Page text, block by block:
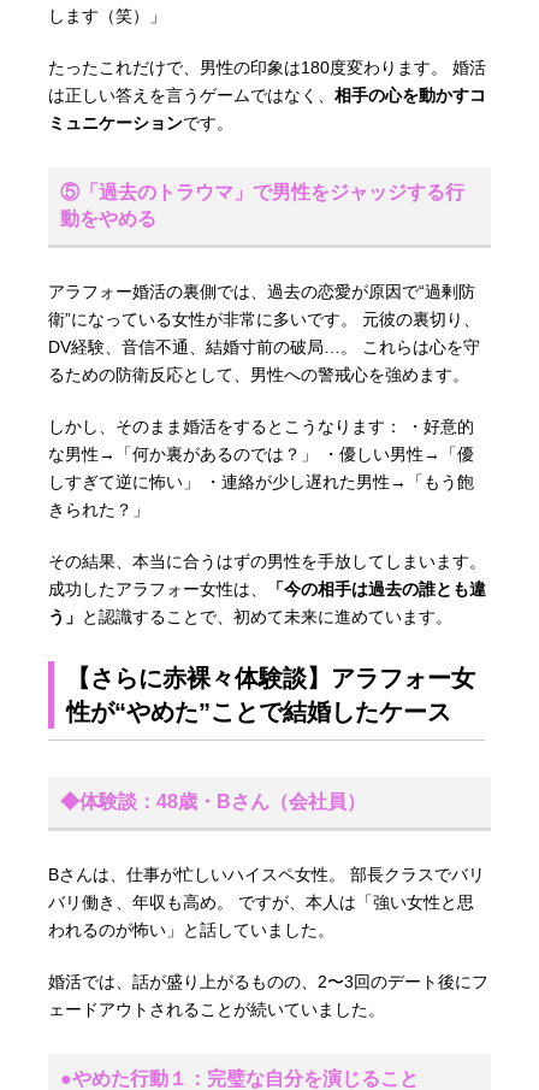
します（笑）」
たったこれだけで、男性の印象は180度変わります。 婚活
は正しい答えを言うゲームではなく、相手の心を動かすコ
ミュニケーションです。
⑤「過去のトラウマ」で男性をジャッジする行
動をやめる
アラフォー婚活の裏側では、過去の恋愛が原因で“過剰防
衛”になっている女性が非常に多いです。 元彼の裏切り、
DV経験、音信不通、結婚寸前の破局…。 これらは心を守
るための防衛反応として、男性への警戒心を強めます。
しかし、そのまま婚活をするとこうなります： ・好意的
な男性→「何か裏があるのでは？」 ・優しい男性→「優
しすぎて逆に怖い」 ・連絡が少し遅れた男性→「もう飽
きられた？」
その結果、本当に合うはずの男性を手放してしまいます。
成功したアラフォー女性は、
「今の相手は過去の誰とも違
う」 と認識することで、初めて未来に進めています。
【さらに赤裸々体験談】アラフォー女
性が“やめた”ことで結婚したケース
◆体験談：48歳・Bさん（会社員）
Bさんは、仕事が忙しいハイスペ女性。 部長クラスでバリ
バリ働き、年収も高め。 ですが、本人は「強い女性と思
われるのが怖い」と話していました。
婚活では、話が盛り上がるものの、2〜3回のデート後にフ
ェードアウトされることが続いていました。
●やめた行動１：完璧な自分を演じること